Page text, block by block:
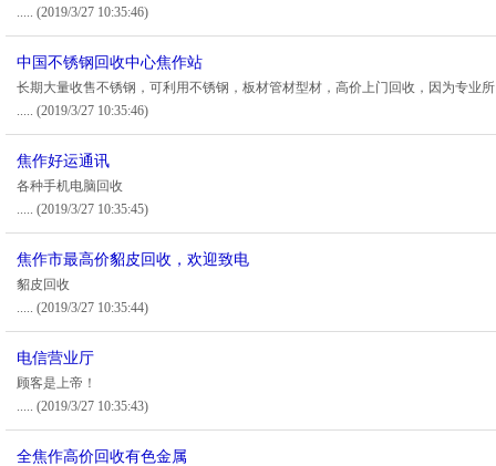
..... (2019/3/27 10:35:46)
中国不锈钢回收中心焦作站
长期大量收售不锈钢，可利用不锈钢，板材管材型材，高价上门回收，因为专业
..... (2019/3/27 10:35:46)
焦作好运通讯
各种手机电脑回收
..... (2019/3/27 10:35:45)
焦作市最高价貂皮回收，欢迎致电
貂皮回收
..... (2019/3/27 10:35:44)
电信营业厅
顾客是上帝！
..... (2019/3/27 10:35:43)
全焦作高价回收有色金属